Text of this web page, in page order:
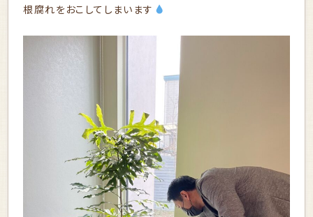
根腐れをおこしてしまいます